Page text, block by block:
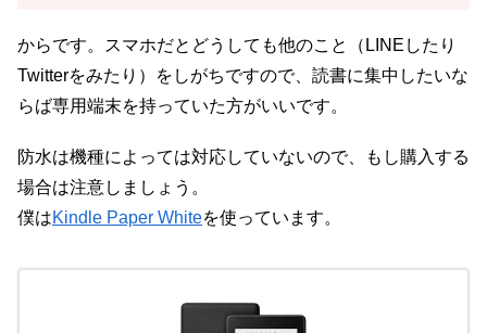
からです。スマホだとどうしても他のこと（LINEしたり
Twitterをみたり）をしがちですので、読書に集中したいな
らば専用端末を持っていた方がいいです。
防水は機種によっては対応していないので、もし購入する
場合は注意しましょう。
僕はKindle Paper Whiteを使っています。